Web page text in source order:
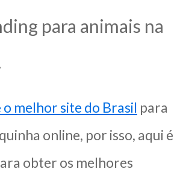
para animais na
o melhor site do Brasil para
online, por isso, aqui é
obter os melhores